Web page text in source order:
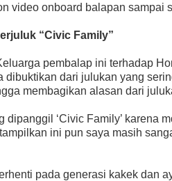
video onboard balapan sampai
“Civic Family”
pembalap ini terhadap
dibuktikan dari julukan yang
membagikan alasan dari
dipanggil ‘Civic Family’ karena
ini pun saya masih
pada generasi kakek dan